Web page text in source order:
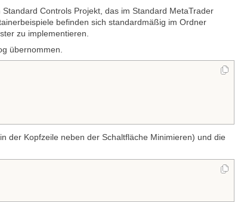
Controls Projekt, das im Standard MetaTrader
befinden sich standardmäßig im Ordner
zu implementieren.
übernommen.
der Kopfzeile neben der Schaltfläche Minimieren) und die